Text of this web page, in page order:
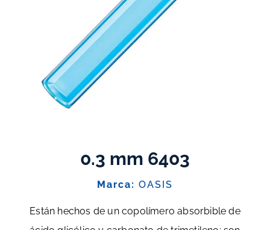
0.3 mm 6403
Marca: OASIS
Están hechos de un copolímero absorbible de